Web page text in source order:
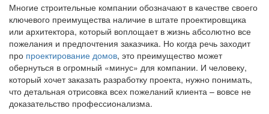
Многие строительные компании обозначают в качестве своего
ключевого преимущества наличие в штате проектировщика
или архитектора, который воплощает в жизнь абсолютно все
пожелания и предпочтения заказчика. Но когда речь заходит
про проектирование домов, это преимущество может
обернуться в огромный «минус» для компании. И человеку,
который хочет заказать разработку проекта, нужно понимать,
что детальная отрисовка всех пожеланий клиента – вовсе не
доказательство профессионализма.